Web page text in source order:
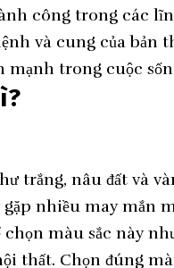
công trong các
và cung của bản
mạnh trong cuộc
trắng, nâu đất và
nhiều may mắn
màu sắc này
thất. Chọn đúng